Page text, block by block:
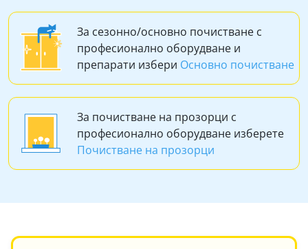
За сезонно/основно почистване с
професионално оборудване и
препарати избери Основно почистване
За почистване на прозорци с
професионално оборудване изберете
Почистване на прозорци